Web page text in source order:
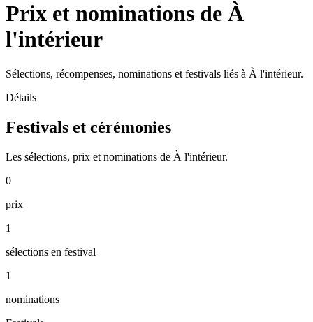
Prix et nominations de À
l'intérieur
Sélections, récompenses, nominations et festivals liés à À l'intérieur.
Détails
Festivals et cérémonies
Les sélections, prix et nominations de À l'intérieur.
0
prix
1
sélections en festival
1
nominations